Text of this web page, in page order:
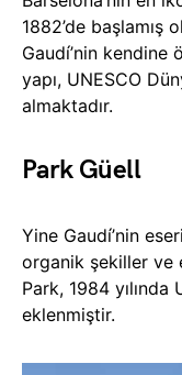
1882’de başlamış
Gaudí’nin kendine
yapı, UNESCO
almaktadır.
Park Güell
Yine Gaudí’nin
organik şekiller ve
Park, 1984 yılında
eklenmiştir.